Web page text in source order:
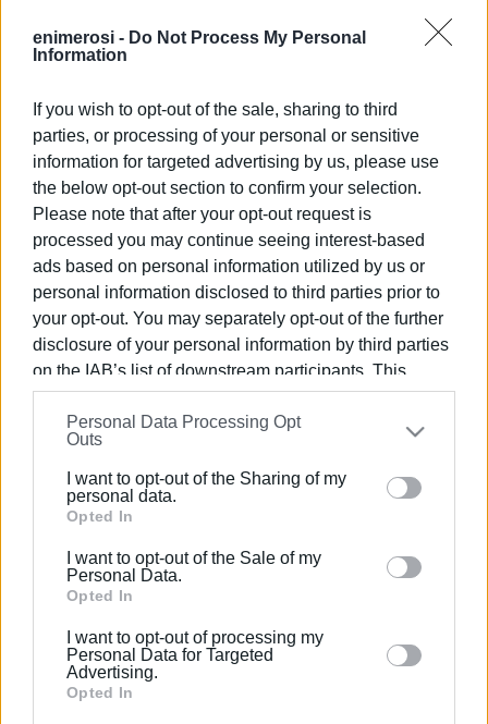
enimerosi - Do Not Process My Personal
Information
If you wish to opt-out of the sale, sharing to third
parties, or processing of your personal or sensitive
information for targeted advertising by us, please use
the below opt-out section to confirm your selection.
Please note that after your opt-out request is
processed you may continue seeing interest-based
ads based on personal information utilized by us or
personal information disclosed to third parties prior to
your opt-out. You may separately opt-out of the further
disclosure of your personal information by third parties
on the IAB’s list of downstream participants. This
information may also be disclosed by us to third parties
on theIAB’s List of Downstream Participants
that may
further disclose it to other third parties.
Please note that this website/app uses one or more
Google services and may gather and store information
behaviour. You may click to grant or deny consent to
Google and its third-party tags to use your data for
section.
Personal Data Processing Opt
Outs
I want to opt-out of the Sharing of my
personal data.
Opted In
I want to opt-out of the Sale of my
Personal Data.
Opted In
I want to opt-out of processing my
Personal Data for Targeted
Advertising.
Opted In
21 ΙΟΥΛΊΟΥ 2026/17:22
21 ΙΟΥΛΊΟΥ 2026/18:14
«Πιάσε με για να χορέψω» - Οι
Γκιντίκι ξεσήκωσαν τον Πέλεκα
20 ΙΟΥΛΊΟΥ 2026/ 14:01
Η «Οδύσσεια» παίζεται σε δύο
αίθουσες: στον κινηματογράφο και
στο Γιαλλινά
18 ΙΟΥΛΊΟΥ 2026/08:22
Σπύρος Αλαμάνος: Ο Κερκυραίος
δημιουργός που νίκησε τον χρόνο
δημιουργίας"
Τέχνη από σκουπίδια του Κώστα
Κουλούρη: 400 αντικείμενα